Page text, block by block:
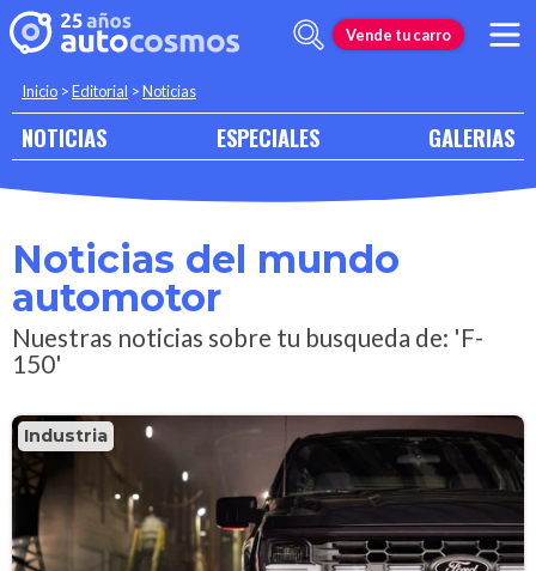
Vende tu carro
Inicio >Editorial >Noticias
NOTICIAS ESPECIALES GALERIAS
Noticias del mundo
automotor
Nuestras noticias sobre tu busqueda de: 'F-
150'
Industria